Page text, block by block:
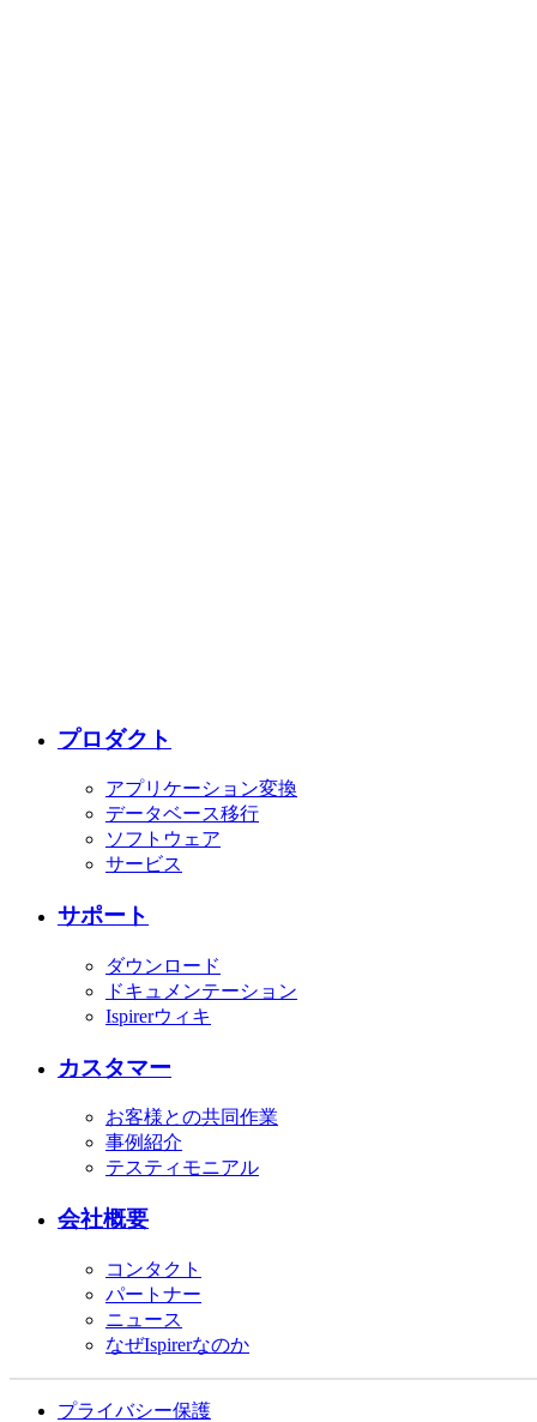
プロダクト
アプリケーション変換
データベース移行
ソフトウェア
サービス
サポート
ダウンロード
ドキュメンテーション
Ispirerウィキ
カスタマー
お客様との共同作業
事例紹介
テスティモニアル
会社概要
コンタクト
パートナー
ニュース
なぜIspirerなのか
プライバシー保護